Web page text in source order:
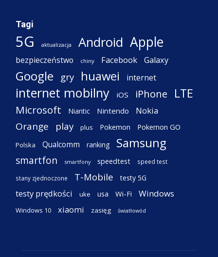
Tagi
5G aktualizacja Android Apple
bezpieczeństwo chiny Facebook Galaxy
Google gry huawei internet
internet mobilny iOS iPhone LTE
Microsoft Niantic Nintendo Nokia
Orange play plus Pokemon Pokemon GO
Polska Qualcomm ranking Samsung
smartfon smartfony speedtest speed test
stany zjednoczone T-Mobile testy 5G
testy prędkości uke usa Wi-Fi Windows
Windows 10 xiaomi zasięg światłowód